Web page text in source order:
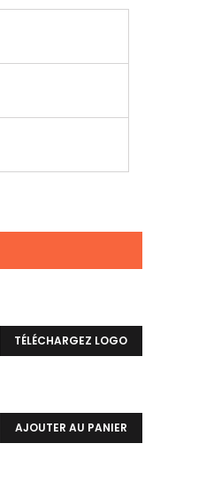
TÉLÉCHARGEZ LOGO
AJOUTER AU PANIER